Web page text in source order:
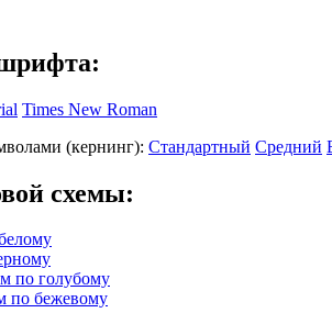
Times New Roman
(кернинг): Стандартный Средний
схемы:
по голубому
по бежевому